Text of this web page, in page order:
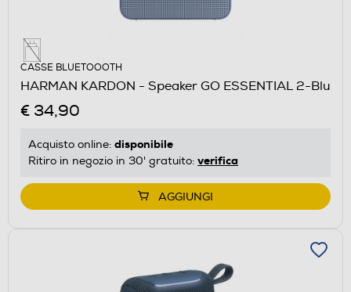
CASSE BLUETOOOTH
HARMAN KARDON - Speaker GO ESSENTIAL 2-Blu
€ 34,90
Acquisto online: disponibile
Ritiro in negozio in 30' gratuito: verifica
AGGIUNGI